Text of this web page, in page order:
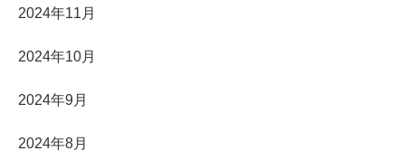
2024年11月
2024年10月
2024年9月
2024年8月